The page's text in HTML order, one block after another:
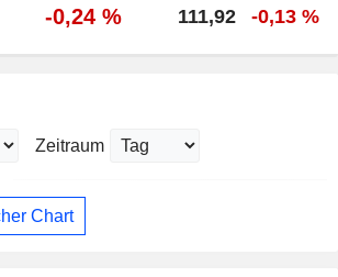
-0,24 % 111,92 -0,13 %
Zeitraum
Chart